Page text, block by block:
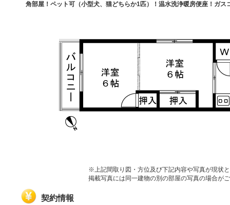
角部屋！ペット可（小型犬、猫どちらか1匹）！温水洗浄暖房便座！ガス
※上記間取り図・方位及び下記内容や写真が現状
掲載写真には同一建物の別の部屋の写真の場合が
契約情報